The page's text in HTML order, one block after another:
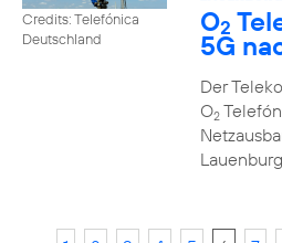
Credits: Telefónica
Deutschland
O2
5G
Der
O2